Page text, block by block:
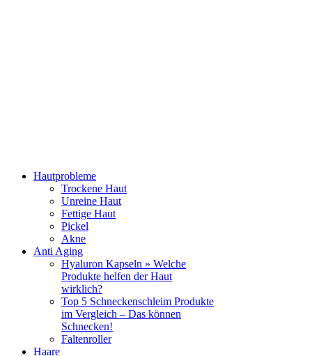
Hautprobleme
Trockene Haut
Unreine Haut
Fettige Haut
Pickel
Akne
Anti Aging
Hyaluron Kapseln » Welche
Produkte helfen der Haut
wirklich?
Top 5 Schneckenschleim Produkte
im Vergleich – Das können
Schnecken!
Faltenroller
Haare